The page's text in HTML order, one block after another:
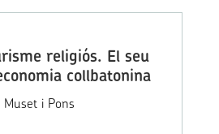
religiós. El seu
collbatonina
i Pons